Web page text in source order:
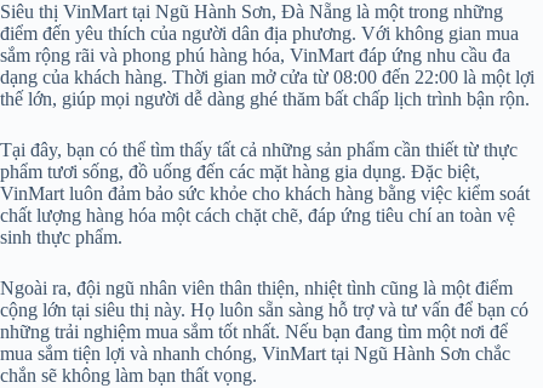
Siêu thị VinMart tại Ngũ Hành Sơn, Đà Nẵng là một trong những
điểm đến yêu thích của người dân địa phương. Với không gian mua
sắm rộng rãi và phong phú hàng hóa, VinMart đáp ứng nhu cầu đa
dạng của khách hàng. Thời gian mở cửa từ 08:00 đến 22:00 là một lợi
thế lớn, giúp mọi người dễ dàng ghé thăm bất chấp lịch trình bận rộn.
Tại đây, bạn có thể tìm thấy tất cả những sản phẩm cần thiết từ thực
phẩm tươi sống, đồ uống đến các mặt hàng gia dụng. Đặc biệt,
VinMart luôn đảm bảo sức khỏe cho khách hàng bằng việc kiểm soát
chất lượng hàng hóa một cách chặt chẽ, đáp ứng tiêu chí an toàn vệ
sinh thực phẩm.
Ngoài ra, đội ngũ nhân viên thân thiện, nhiệt tình cũng là một điểm
cộng lớn tại siêu thị này. Họ luôn sẵn sàng hỗ trợ và tư vấn để bạn có
những trải nghiệm mua sắm tốt nhất. Nếu bạn đang tìm một nơi để
mua sắm tiện lợi và nhanh chóng, VinMart tại Ngũ Hành Sơn chắc
chắn sẽ không làm bạn thất vọng.